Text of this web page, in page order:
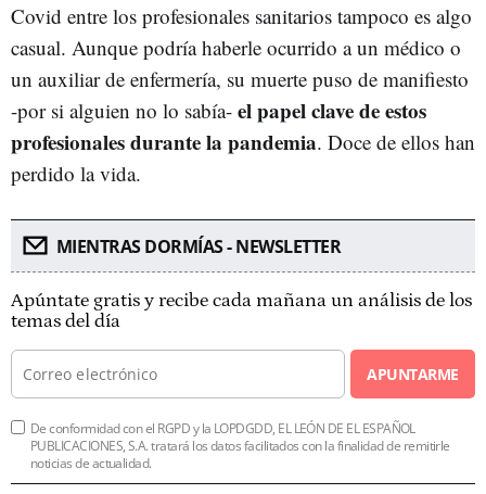
Covid entre los profesionales sanitarios tampoco es algo
casual. Aunque podría haberle ocurrido a un médico o
un auxiliar de enfermería, su muerte puso de manifiesto
-por si alguien no lo sabía- el papel clave de estos
profesionales durante la pandemia. Doce de ellos han
perdido la vida.
MIENTRAS DORMÍAS - NEWSLETTER
Apúntate gratis y recibe cada mañana un análisis de los
temas del día
APUNTARME
De conformidad con el RGPD y la LOPDGDD, EL LEÓN DE EL ESPAÑOL
PUBLICACIONES, S.A. tratará los datos facilitados con la finalidad de remitirle
noticias de actualidad.